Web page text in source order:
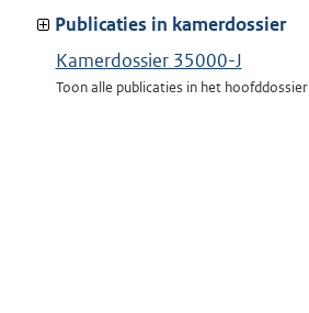
van:
Publicaties in kamerdossier
Kamerdossier 35000-J
Toon alle publicaties in het hoofddossier